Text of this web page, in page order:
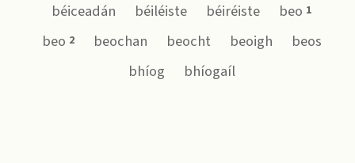
béiceadán
béiléiste béiréiste beo 1
beo 2 beochan beocht beoigh
beos
bhíog
bhíogaíl